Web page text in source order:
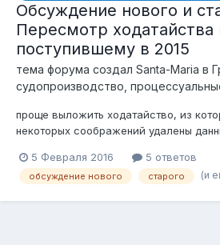
Обсуждение нового и
Пересмотр ходатайства
поступившему в 2015
тема форума создал Santa-Maria в
судопроизводство,
проще выложить ходатайство, из
некоторых соображений удалены
Казахстан А.К.Даулбаеву Адрес:
ул.Орынбор, 14 от осужденного
5 Февраля 2016 5 ответов
обсуждение нового старого (и